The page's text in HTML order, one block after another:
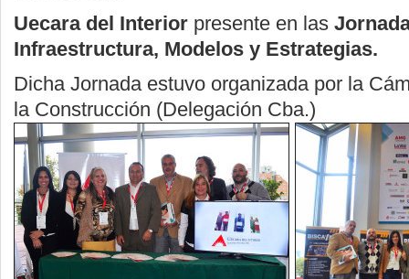
Uecara del Interior presente en las
Infraestructura, Modelos y Estrategias.
Dicha Jornada estuvo organizada por la
la Construcción (Delegación Cba.)